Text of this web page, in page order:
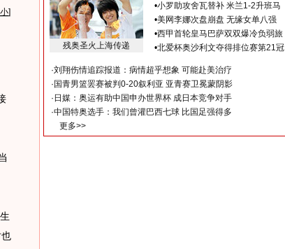
小]
残奥圣火上海传递
•小罗助攻舍瓦替补 米兰1-2升班马
•美网李娜次盘崩盘 无缘女单八强
•西甲首轮皇马巴萨双双爆冷负弱旅
•北爱杯奥沙利文夺得排位赛第21冠
·刘翔伤情追踪报道：病情超乎想象 可能赴美治疗
· 国青男篮罢赛被判0-20叙利亚 亚青赛卫冕蒙阴影
· 日媒：奥运有助中国申办世界杯 成日本竞争对手
·中国特奥选手：我们曾灌巴西七球 比国足强得多
更多>>